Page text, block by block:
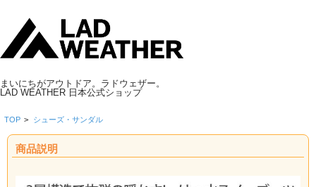
まいにちがアウトドア。ラドウェザー。
LAD WEATHER 日本公式ショップ
TOP > シューズ・サンダル
商品説明